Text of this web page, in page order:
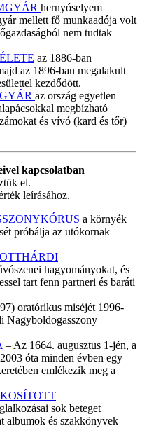
hernyóselyem
mellett fő munkaadója volt
nem tudtak
az 1886-ban
az 1896-ban megalakult
kezdődött.
az ország egyetlen
megbízható
és vívó (kard és tőr)
kapcsolatban
el.
leírásához.
a környék
próbálja az utókornak
hagyományokat, és
tart fenn partneri és baráti
oratórikus miséjét 1996-
Nagyboldogasszony
– Az 1664. augusztus 1-jén, a
óta minden évben egy
emlékezik meg a
sok beteget
albumok és szakkönyvek